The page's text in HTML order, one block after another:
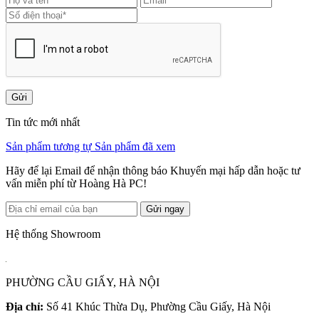
Gửi
Tin tức mới nhất
Sản phẩm tương tự Sản phẩm đã xem
Hãy để lại Email để nhận thông báo Khuyến mại hấp dẫn hoặc tư
vấn miễn phí từ Hoàng Hà PC!
Gửi ngay
Hệ thống Showroom
PHƯỜNG CẦU GIẤY, HÀ NỘI
Địa chỉ: Số 41 Khúc Thừa Dụ, Phường Cầu Giấy, Hà Nội